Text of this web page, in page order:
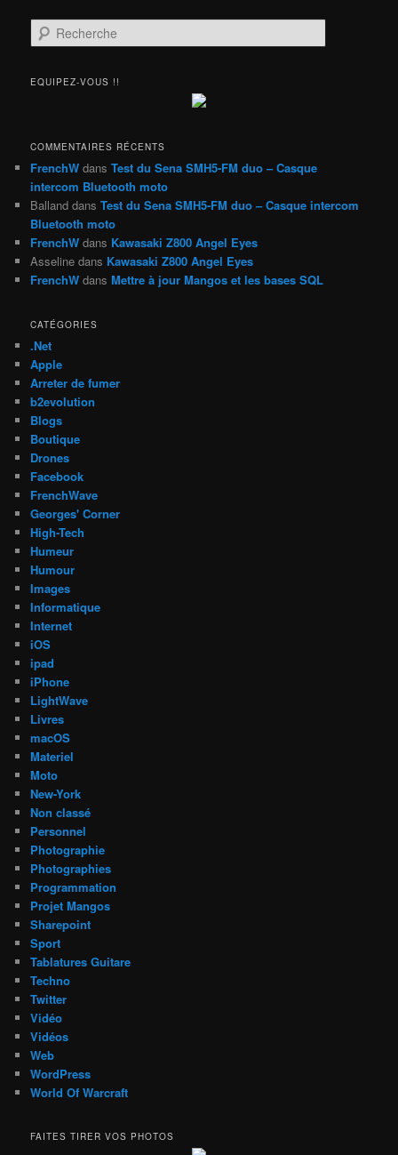
e
h
h
e
EQUIPEZ-VOUS !!
COMMENTAIRES RÉCENTS
FrenchW dansTest du Sena SMH5-FM duo – Casque
intercom Bluetooth moto
Balland dansTest du Sena SMH5-FM duo – Casque intercom
Bluetooth moto
FrenchW dans Kawasaki Z800 Angel Eyes
Asseline dans Kawasaki Z800 Angel Eyes
FrenchW dansMettre à jour Mangos et les bases SQL
CATÉGORIES
.Net
Apple
Arreter de fumer
b2evolution
Blogs
Boutique
Drones
Facebook
FrenchWave
Georges' Corner
High-Tech
Humeur
Humour
Images
Informatique
Internet
iOS
ipad
iPhone
LightWave
Livres
macOS
Materiel
Moto
New-York
Non classé
Personnel
Photographie
Photographies
Programmation
Projet Mangos
Sharepoint
Sport
Tablatures Guitare
Techno
Twitter
Vidéo
Vidéos
Web
WordPress
World Of Warcraft
FAITES TIRER VOS PHOTOS